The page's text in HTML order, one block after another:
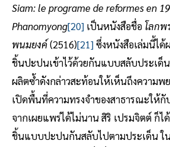
Siam: le programe de reformes en
Phanomyong[20] เป็นหนังสือชื่อ โลกพ
พนมยงค์(2516)[21]ซึ่งหนังสือเล่มนี้ได้
ชิ้นปะปนเข้าไว้ด้วยกันแบบสลับประเด็
ผลิตซ้ำดังกล่าวสะท้อนให้เห็นถึงความพ
เปิดพื้นที่ความทรงจำของสาธารณะให้
จากเผยแพร่ได้ไม่นาน สิริ เปรมจิตต์ ก็ไ
ชิ้นแบบปะปนกันสลับไปตามประเด็น ใ